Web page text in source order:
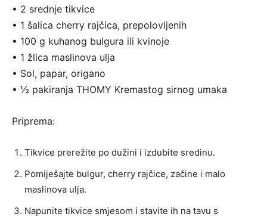
• 2 srednje tikvice
• 1 šalica cherry rajčica, prepolovljenih
• 100 g kuhanog bulgura ili kvinoje
• 1 žlica maslinova ulja
• Sol, papar, origano
• ½ pakiranja THOMY Kremastog sirnog umaka
Priprema:
Tikvice prerežite po dužini i izdubite sredinu.
Pomiješajte bulgur, cherry rajčice, začine i malo
maslinova ulja.
Napunite tikvice smjesom i stavite ih na tavu s